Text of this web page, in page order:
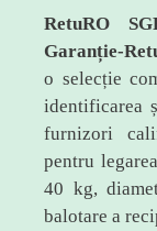
RetuRO
Garanție-
o selecție
identificarea
furnizori
pentru
40 kg,
balotare a